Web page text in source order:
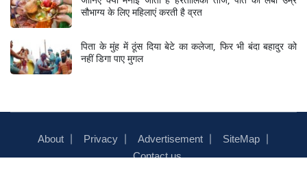
सौभाग्य के लिए महिलाएं करती है व्रत
पिता के मुंह में ठूंस दिया बेटे का कलेजा, फिर भी बंदा बहादुर को
नहीं डिगा पाए मुगल
About Privacy Advertisement
SiteMap
Contact us